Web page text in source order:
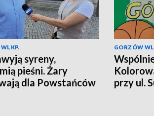
syreny,
pieśni. Żary
dla Powstańców
GORZÓW
przy ul.